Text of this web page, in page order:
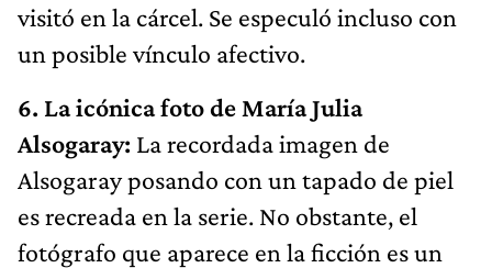
visitó en la cárcel. Se especuló incluso con
un posible vínculo afectivo.
6. La icónica foto de María Julia
Alsogaray: La recordada imagen de
Alsogaray posando con un tapado de piel
es recreada en la serie. No obstante, el
fotógrafo que aparece en la ficción es un